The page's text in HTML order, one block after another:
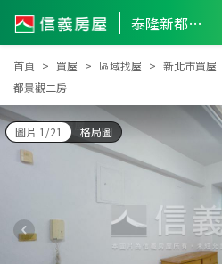
泰隆新都景觀二房
首頁 買屋 區域找屋 新北市買屋
都景觀二房
圖片 1/21 格局圖